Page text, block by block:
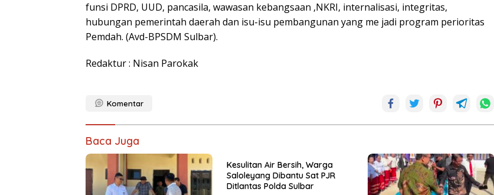
funsi DPRD, UUD, pancasila, wawasan kebangsaan ,NKRI, internalisasi, integritas,
hubungan pemerintah daerah dan isu-isu pembangunan yang me jadi program perioritas
Pemdah. (Avd-BPSDM Sulbar).
Redaktur : Nisan Parokak
Komentar
Baca Juga
Kesulitan Air Bersih, Warga
Saloleyang Dibantu Sat PJR
Ditlantas Polda Sulbar